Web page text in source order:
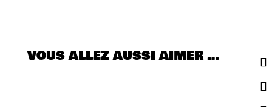
VOUS ALLEZ AUSSI AIMER …